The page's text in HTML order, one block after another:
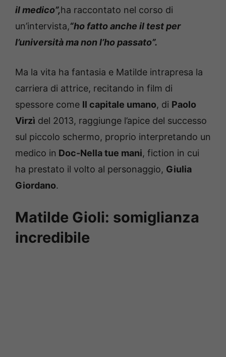
il medico”,ha raccontato nel corso di
un’intervista,“ho fatto anche il test per
l’università ma non l’ho passato”.
Ma la vita ha fantasia e Matilde intrapresa la
carriera di attrice, recitando in film di
spessore come Il capitale umano, di Paolo
Virzì del 2013, raggiunge l’apice del successo
sul piccolo schermo, proprio interpretando un
medico in Doc-Nella tue mani, fiction in cui
ha prestato il volto al personaggio, Giulia
Giordano.
Matilde Gioli: somiglianza
incredibile